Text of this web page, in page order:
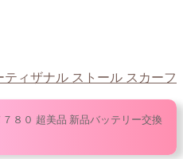
ィザナル ストール スカーフ
８０ 超美品 新品バッテリー交換